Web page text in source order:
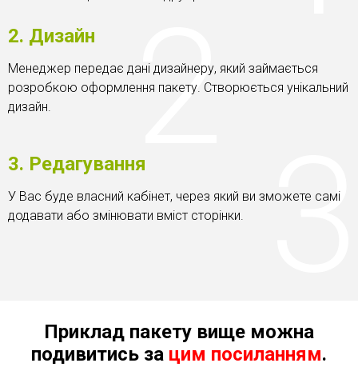
2. Дизайн
Менеджер передає дані дизайнеру, який займається
розробкою оформлення пакету. Створюється унікальний
дизайн.
3. Редагування
У Вас буде власний кабінет, через який ви зможете самі
додавати або змінювати вміст сторінки.
Приклад пакету вище можна
подивитись за цим посиланням.